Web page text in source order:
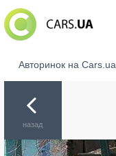
Авторинок на Cars.ua
назад